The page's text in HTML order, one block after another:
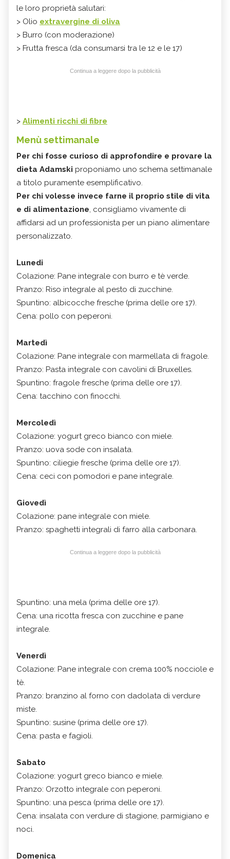
le loro proprietà salutari:
> Olio extravergine di oliva
> Burro (con moderazione)
> Frutta fresca (da consumarsi tra le 12 e le 17)
Continua a leggere dopo la pubblicità
> Alimenti ricchi di fibre
Menù settimanale
Per chi fosse curioso di approfondire e provare la
dieta Adamski proponiamo uno schema settimanale
a titolo puramente esemplificativo.
Per chi volesse invece farne il proprio stile di vita
e di alimentazione, consigliamo vivamente di
affidarsi ad un professionista per un piano alimentare
personalizzato.
Lunedi
Colazione: Pane integrale con burro e tè verde.
Pranzo: Riso integrale al pesto di zucchine.
Spuntino: albicocche fresche (prima delle ore 17).
Cena: pollo con peperoni.
Martedì
Colazione: Pane integrale con marmellata di fragole.
Pranzo: Pasta integrale con cavolini di Bruxelles.
Spuntino: fragole fresche (prima delle ore 17).
Cena: tacchino con finocchi.
Mercoledì
Colazione: yogurt greco bianco con miele.
Pranzo: uova sode con insalata.
Spuntino: ciliegie fresche (prima delle ore 17).
Cena: ceci con pomodori e pane integrale.
Giovedì
Colazione: pane integrale con miele.
Pranzo: spaghetti integrali di farro alla carbonara.
Continua a leggere dopo la pubblicità
Spuntino: una mela (prima delle ore 17).
Cena: una ricotta fresca con zucchine e pane
integrale.
Venerdì
Colazione: Pane integrale con crema 100% nocciole e
tè.
Pranzo: branzino al forno con dadolata di verdure
miste.
Spuntino: susine (prima delle ore 17).
Cena: pasta e fagioli.
Sabato
Colazione: yogurt greco bianco e miele.
Pranzo: Orzotto integrale con peperoni.
Spuntino: una pesca (prima delle ore 17).
Cena: insalata con verdure di stagione, parmigiano e
noci.
Domenica